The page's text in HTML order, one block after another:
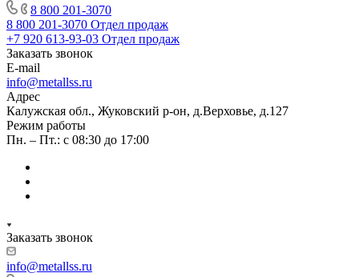
8 800 201-3070
8 800 201-3070 Отдел продаж
+7 920 613-93-03 Отдел продаж
Заказать звонок
E-mail
info@metallss.ru
Адрес
Калужская обл., Жуковский р-он, д.Верховье, д.127
Режим работы
Пн. – Пт.: с 08:30 до 17:00
Заказать звонок
info@metallss.ru